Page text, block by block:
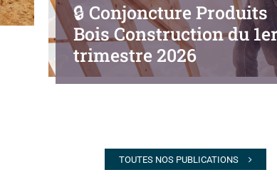
🔒︎ Conjoncture Produits
Bois Construction du
trimestre 2026
TOUTES NOS PUBLICATIONS